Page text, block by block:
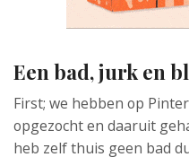
Een bad, jurk en
First; we hebben op
opgezocht en daaruit
heb zelf thuis geen bad